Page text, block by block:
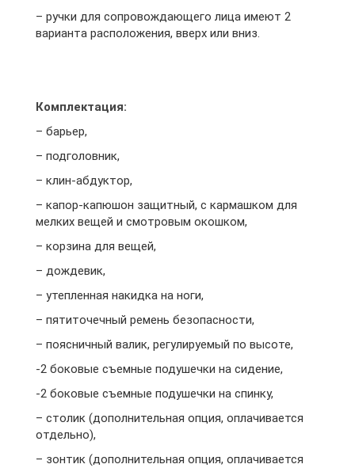
– ручки для сопровождающего лица имеют 2
варианта расположения, вверх или вниз.
Комплектация:
– барьер,
– подголовник,
– клин-абдуктор,
– капор-капюшон защитный, с кармашком для
мелких вещей и смотровым окошком,
– корзина для вещей,
– дождевик,
– утепленная накидка на ноги,
– пятиточечный ремень безопасности,
– поясничный валик, регулируемый по высоте,
-2 боковые съемные подушечки на сидение,
-2 боковые съемные подушечки на спинку,
– столик (дополнительная опция, оплачивается
отдельно),
– зонтик (дополнительная опция, оплачивается